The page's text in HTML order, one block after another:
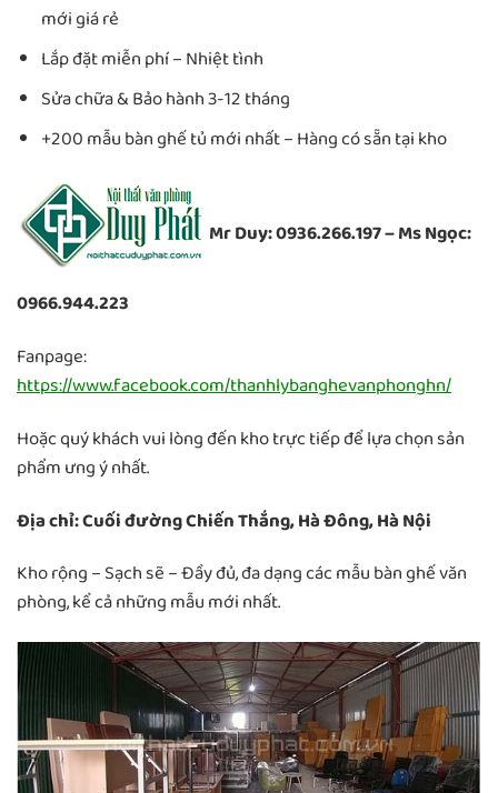
mới giá rẻ
Lắp đặt miễn phí – Nhiệt tình
Sửa chữa & Bảo hành 3-12 tháng
+200 mẫu bàn ghế tủ mới nhất – Hàng có sẵn tại kho
Mr Duy: 0936.266.197 – Ms Ngọc:
0966.944.223
Fanpage:
https://www.facebook.com/thanhlybanghevanphonghn/
Hoặc quý khách vui lòng đến kho trực tiếp để lựa chọn sản
phẩm ưng ý nhất.
Địa chỉ: Cuối đường Chiến Thắng, Hà Đông, Hà Nội
Kho rộng – Sạch sẽ – Đầy đủ, đa dạng các mẫu bàn ghế văn
phòng, kể cả những mẫu mới nhất.